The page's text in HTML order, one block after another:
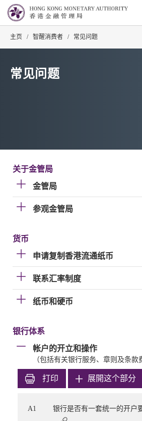
主页 / 智醒消费者 / 常见问题
常见问题
关于金管局
金管局
参观金管局
货币
申请复制香港流通纸币
联系汇率制度
纸币和硬币
银行体系
帐户的开立和操作
（包括有关银行服务、章则及条款
打印 展開这个部分
A1 银行是否有一套统一的开户